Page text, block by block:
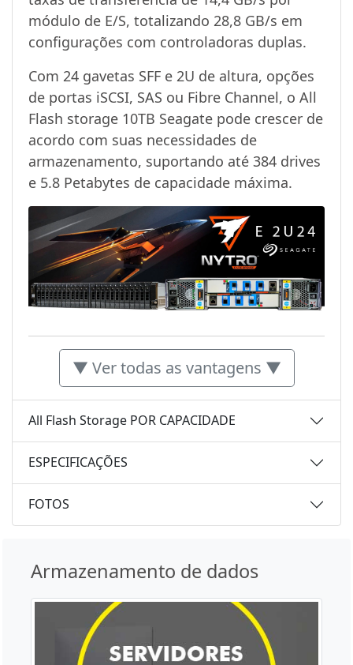
módulo de E/S, totalizando 28,8 GB/s em
configurações com controladoras duplas.
Com 24 gavetas SFF e 2U de altura, opções
de portas iSCSI, SAS ou Fibre Channel, o All
Flash storage 10TB Seagate pode crescer de
acordo com suas necessidades de
armazenamento, suportando até 384 drives
e 5.8 Petabytes de capacidade máxima.
▼ Ver todas as vantagens ▼
All Flash Storage POR CAPACIDADE
ESPECIFICAÇÕES
FOTOS
Armazenamento de dados